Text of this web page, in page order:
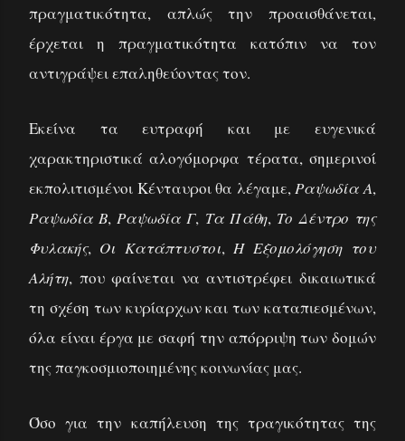
πραγματικότητα, απλώς την προαισθάνεται,
έρχεται η πραγματικότητα κατόπιν να τον
αντιγράψει επαληθεύοντας τον.
Εκείνα τα ευτραφή και με ευγενικά
χαρακτηριστικά αλογόμορφα τέρατα, σημερινοί
εκπολιτισμένοι Κένταυροι θα λέγαμε,Ραψωδία Α,
Ραψωδία Β,Ραψωδία Γ, Τα Πάθη, Το Δέντρο της
Φυλακής, Οι Κατάπτυστοι,Η Εξομολόγηση του
Αλήτη, που φαίνεται να αντιστρέφει δικαιωτικά
τη σχέση των κυρίαρχων και των καταπιεσμένων,
όλα είναι έργα με σαφή την απόρριψη των δομών
της παγκοσμιοποιημένης κοινωνίας μας.
Όσο για την καπήλευση της τραγικότητας της